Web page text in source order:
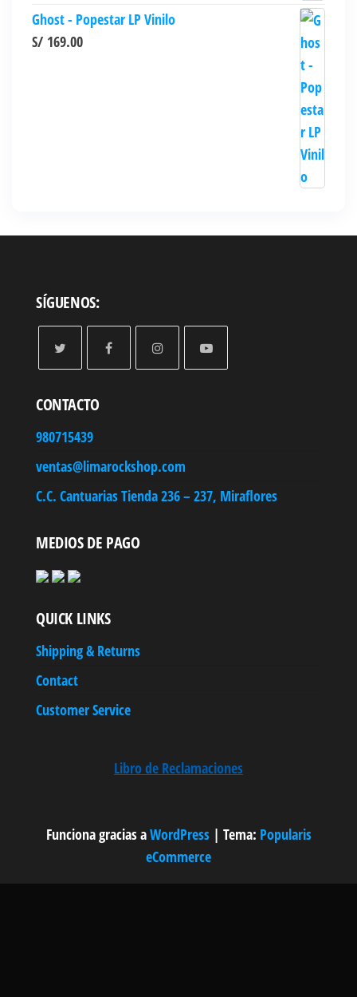
Ghost - Popestar LP Vinilo
S/ 169.00
SÍGUENOS:
CONTACTO
980715439
ventas@limarockshop.com
C.C. Cantuarias Tienda 236 – 237, Miraflores
MEDIOS DE PAGO
QUICK LINKS
Shipping & Returns
Contact
Customer Service
Libro de Reclamaciones
Funciona gracias aWordPress | Tema: Popularis
eCommerce